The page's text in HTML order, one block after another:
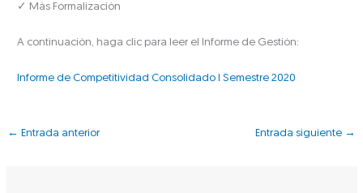
✓ Más Formalización
A continuación, haga clic para leer el Informe de Gestión:
Informe de Competitividad Consolidado I Semestre 2020
← Entrada anterior Entrada siguiente →